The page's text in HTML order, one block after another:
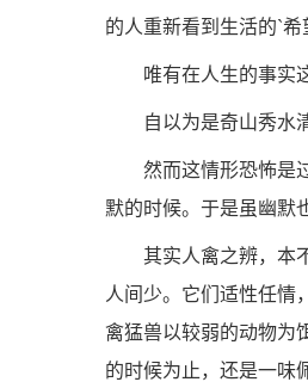
的人重新看到生活的`
唯有在人生的事实
自以为是奇山秀水
然而这情形恐怖是
默的时候。于是虽幽默
其实人禽之辨，本
人间少。它们适性任情
禽猛兽以较弱的动物为
的时候为止，还是一味